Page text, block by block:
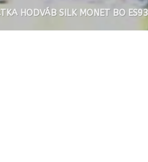
HODVÁB SILK MONET BO